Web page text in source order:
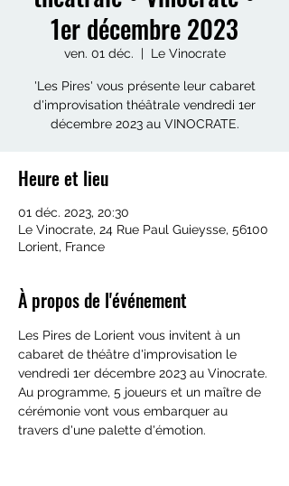
1er décembre 2023
ven. 01 déc.
  |
Le Vinocrate
'Les Pires' vous présente leur cabaret
d'improvisation théâtrale vendredi 1er
décembre 2023 au VINOCRATE.
Heure et lieu
01 déc. 2023, 20:30
Le Vinocrate, 24 Rue Paul Guieysse, 56100
Lorient, France
À propos de l'événement
Les Pires de Lorient vous invitent à un
cabaret de théâtre d'improvisation le
vendredi 1er décembre 2023 au Vinocrate.
Au programme, 5 joueurs et un maître de
cérémonie vont vous embarquer au
travers d'une palette d'émotion.